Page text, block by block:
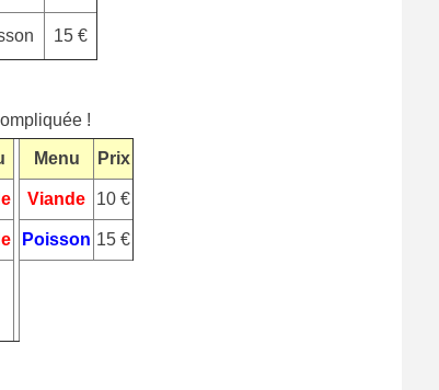
15 €
!
Menu Prix
Viande 10 €
Poisson 15 €